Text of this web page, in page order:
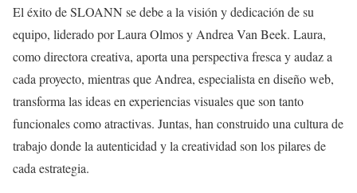
El éxito de SLOANN se debe a la visión y dedicación de su
equipo, liderado por Laura Olmos y Andrea Van Beek. Laura,
como directora creativa, aporta una perspectiva fresca y audaz a
cada proyecto, mientras que Andrea, especialista en diseño web,
transforma las ideas en experiencias visuales que son tanto
funcionales como atractivas. Juntas, han construido una cultura de
trabajo donde la autenticidad y la creatividad son los pilares de
cada estrategia.